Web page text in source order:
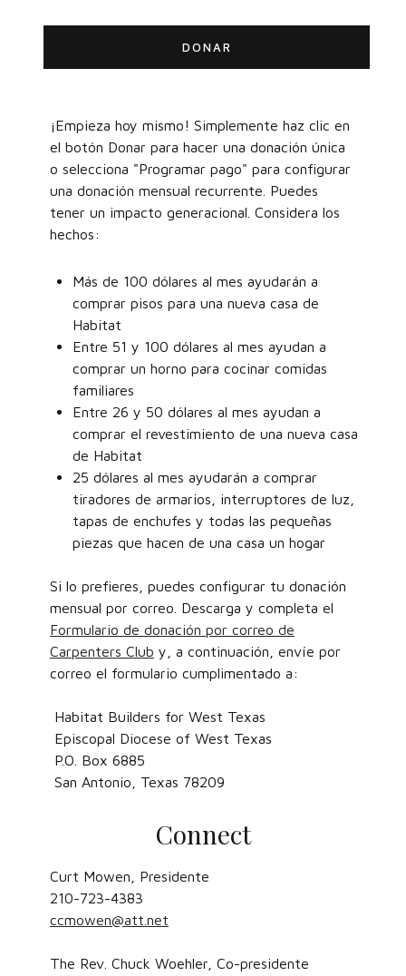
DONAR
¡Empieza hoy mismo! Simplemente haz clic en
el botón Donar para hacer una donación única
o selecciona "Programar pago" para configurar
una donación mensual recurrente. Puedes
tener un impacto generacional. Considera los
hechos:
Más de 100 dólares al mes ayudarán a
comprar pisos para una nueva casa de
Habitat
Entre 51 y 100 dólares al mes ayudan a
comprar un horno para cocinar comidas
familiares
Entre 26 y 50 dólares al mes ayudan a
comprar el revestimiento de una nueva casa
de Habitat
25 dólares al mes ayudarán a comprar
tiradores de armarios, interruptores de luz,
tapas de enchufes y todas las pequeñas
piezas que hacen de una casa un hogar
Si lo prefieres, puedes configurar tu donación
mensual por correo. Descarga y completa el
Formulario de donación por correo de
Carpenters Club y, a continuación, envíe por
correo el formulario cumplimentado a:
Habitat Builders for West Texas
Episcopal Diocese of West Texas
P.O. Box 6885
San Antonio, Texas 78209
Connect
Curt Mowen, Presidente
210-723-4383
ccmowen@att.net
The Rev. Chuck Woehler, Co-presidente